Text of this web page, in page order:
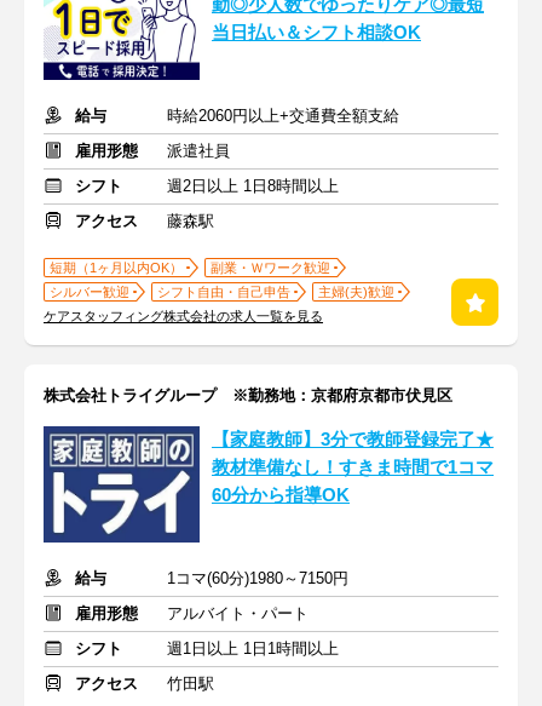
勤◎少人数でゆったりケア◎最短
当日払い＆シフト相談OK
給与
時給2060円以上+交通費全額支給
雇用形態
派遣社員
シフト
週2日以上 1日8時間以上
アクセス
藤森駅
短期（1ヶ月以内OK）
副業・Ｗワーク歓迎
シルバー歓迎
シフト自由・自己申告
主婦(夫)歓迎
ケアスタッフィング株式会社の求人一覧を見る
株式会社トライグループ ※勤務地：京都府京都市伏見区
【家庭教師】3分で教師登録完了★
教材準備なし！すきま時間で1コマ
60分から指導OK
給与
1コマ(60分)1980～7150円
雇用形態
アルバイト・パート
シフト
週1日以上 1日1時間以上
アクセス
竹田駅